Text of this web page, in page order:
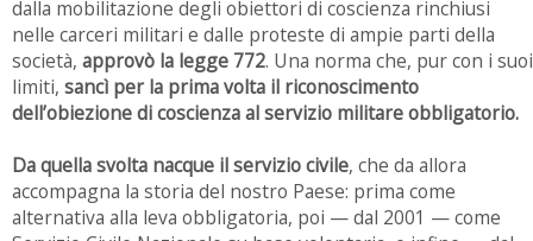
dalla mobilitazione degli obiettori di coscienza rinchiusi
nelle carceri militari e dalle proteste di ampie parti della
società, approvò la legge 772. Una norma che, pur con i suoi
limiti, sancì per la prima volta il riconoscimento
dell’obiezione di coscienza al servizio militare obbligatorio.
Da quella svolta nacque il servizio civile, che da allora
accompagna la storia del nostro Paese: prima come
alternativa alla leva obbligatoria, poi — dal 2001 — come